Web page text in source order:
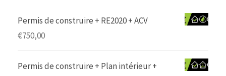
Permis de construire + RE2020 + ACV
€750,00
Permis de construire + Plan intérieur +